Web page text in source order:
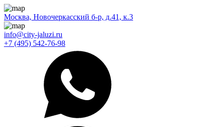
Москва, Новочеркасский б-р, д.41, к.3
info@city-jaluzi.ru
+7 (495) 542-76-98